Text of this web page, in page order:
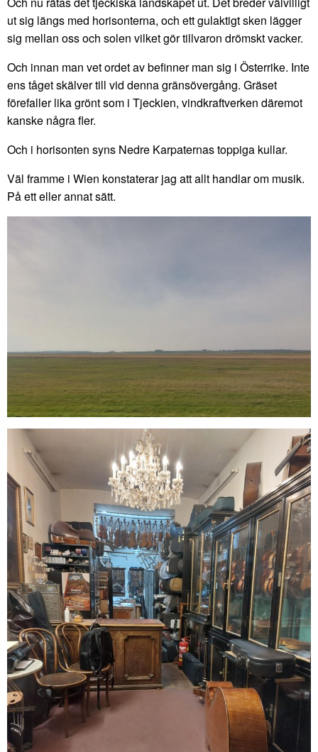
ut sig längs med horisonterna, och ett gulaktigt sken lägger
sig mellan oss och solen vilket gör tillvaron drömskt vacker.
Och innan man vet ordet av befinner man sig i Österrike. Inte
ens tåget skälver till vid denna gränsövergång. Gräset
förefaller lika grönt som i Tjeckien, vindkraftverken däremot
kanske några fler.
Och i horisonten syns Nedre Karpaternas toppiga kullar.
Väl framme i Wien konstaterar jag att allt handlar om musik.
På ett eller annat sätt.